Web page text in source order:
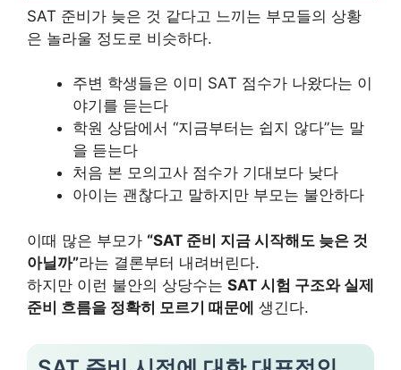
SAT 준비가 늦은 것 같다고 느끼는 부모들의 상황
은 놀라울 정도로 비슷하다.
주변 학생들은 이미 SAT 점수가 나왔다는 이
야기를 듣는다
학원 상담에서 “지금부터는 쉽지 않다”는 말
을 듣는다
처음 본 모의고사 점수가 기대보다 낮다
아이는 괜찮다고 말하지만 부모는 불안하다
이때 많은 부모가 “SAT 준비 지금 시작해도 늦은 것
아닐까”라는 결론부터 내려버린다.
하지만 이런 불안의 상당수는 SAT 시험 구조와 실제
준비 흐름을 정확히 모르기 때문에 생긴다.